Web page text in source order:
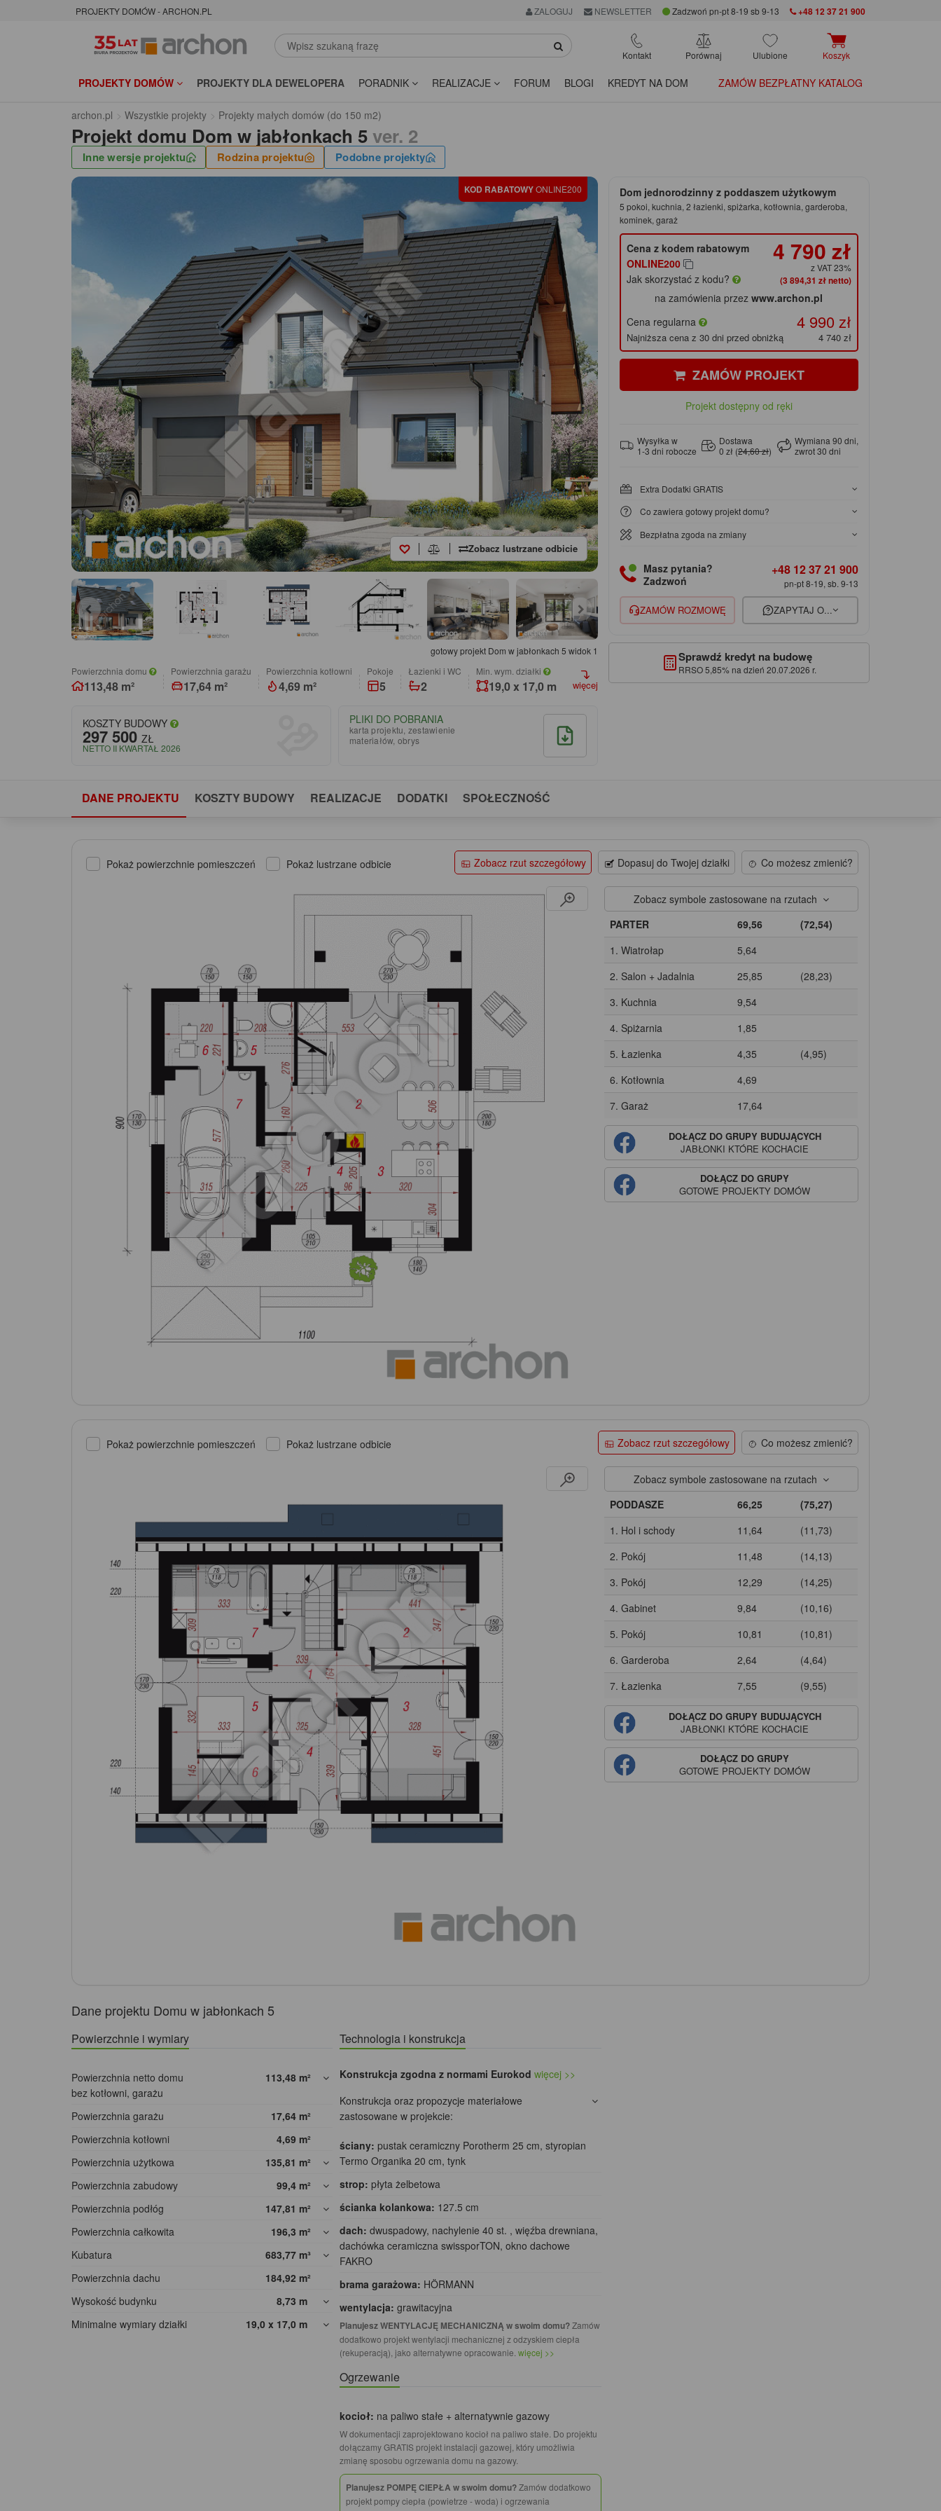
PROJEKTY DOMÓW - ARCHON.PL ZALOGUJ NEWSLETTER Zadzwoń pn-pt 8-19 sb 9-13 +48 12 37 21 900
Kontakt Porównaj Ulubione Koszyk
PROJEKTY DOMÓW PROJEKTY DLA DEWELOPERA PORADNIK REALIZACJE FORUM BLOGI KREDYT NA DOM ZAMÓW BEZPŁATNY KATALOG
archon.pl Wszystkie projekty Projekty małych domów (do 150 m2)
Projekt domu Dom w jabłonkach 5ver. 2
Inne wersje projektu Rodzina projektu Podobne projekty
KOD RABATOWYONLINE200
Zobacz lustrzane odbicie
gotowy projekt Dom w jabłonkach 5 widok 1
Powierzchnia domu
113,48 m²
Powierzchnia garażu
17,64 m²
Powierzchnia kotłowni
4,69 m²
pokoje
5
łazienki i WC
2
Min. wym. działki
19,0 x 17,0 m więcej
KOSZTY BUDOWY
297 500 ZŁ
NETTO II KWARTAŁ 2026
PLIKI DO POBRANIA
karta projektu, zestawienie
materiałów, obrys
Dom jednorodzinny z poddaszem użytkowym
5 pokoi, kuchnia, 2 łazienki, spiżarka, kotłownia, garderoba,
kominek, garaż
Cena z kodem rabatowym
ONLINE200
Jak skorzystać z kodu?
4 790 zł
z VAT 23%
(3 894,31 zł netto)
na zamówienia przezwww.archon.pl
Cena regularna
4 990 zł
Najniższa cena z 30 dni przed obniżką 4 740 zł
ZAMÓW PROJEKT
Projekt dostępny od ręki
Wysyłka w
1-3 dni robocze
Dostawa
0 zł (24,60 zł)
Wymiana 90 dni,
zwrot 30 dni
Extra Dodatki GRATIS
Co zawiera gotowy projekt domu?
Bezpłatna zgoda na zmiany
Masz pytania?
Zadzwoń
+48 12 37 21 900
pn-pt 8-19, sb. 9-13
ZAMÓW ROZMOWĘ ZAPYTAJ O...
Sprawdź kredyt na budowę
RRSO 5,85% na dzień 20.07.2026 r.
DANE PROJEKTU KOSZTY BUDOWY REALIZACJE DODATKI SPOŁECZNOŚĆ
Pokaż powierzchnie pomieszczeń Pokaż lustrzane odbicie Zobacz rzut szczegółowy Dopasuj do Twojej działki Co możesz zmienić?
Zobacz symbole zastosowane na rzutach
PARTER
69,56
(72,54)
1. Wiatrołap
5,64
2. Salon + Jadalnia
25,85
(28,23)
3. Kuchnia
9,54
4. Spiżarnia
1,85
5. Łazienka
4,35
(4,95)
6. Kotłownia
4,69
7. Garaż
17,64
DOŁĄCZ DO GRUPY BUDUJĄCYCH
JABŁONKI KTÓRE KOCHACIE
DOŁĄCZ DO GRUPY
GOTOWE PROJEKTY DOMÓW
Pokaż powierzchnie pomieszczeń Pokaż lustrzane odbicie Zobacz rzut szczegółowy Co możesz zmienić?
Zobacz symbole zastosowane na rzutach
PODDASZE
66,25
(75,27)
1. Hol i schody
11,64
(11,73)
2. Pokój
11,48
(14,13)
3. Pokój
12,29
(14,25)
4. Gabinet
9,84
(10,16)
5. Pokój
10,81
(10,81)
6. Garderoba
2,64
(4,64)
7. Łazienka
7,55 (9,55)
DOŁĄCZ DO GRUPY BUDUJĄCYCH
JABŁONKI KTÓRE KOCHACIE
DOŁĄCZ DO GRUPY
GOTOWE PROJEKTY DOMÓW
Dane projektu Domu w jabłonkach 5
Powierzchnie i wymiary
Powierzchnia netto domu
bez kotłowni, garażu
113,48 m²
Powierzchnia garażu 17,64 m²
Powierzchnia kotłowni
4,69 m²
Powierzchnia użytkowa
135,81 m²
Powierzchnia zabudowy
99,4 m²
Powierzchnia podłóg
147,81 m²
Powierzchnia całkowita
196,3 m²
Kubatura
683,77 m³
Powierzchnia dachu
184,92 m²
Wysokość budynku
8,73 m
Minimalne wymiary działki
19,0 x 17,0 m
Technologia i konstrukcja
Konstrukcja zgodna z normami Eurokod więcej >>
Konstrukcja oraz propozycje materiałowe
zastosowane w projekcie:
ściany: pustak ceramiczny Porotherm 25 cm, styropian
Termo Organika 20 cm, tynk
strop: płyta żelbetowa
ścianka kolankowa: 127.5 cm
dach: dwuspadowy, nachylenie 40 st. , więźba drewniana,
dachówka ceramiczna swissporTON, okno dachowe
FAKRO
brama garażowa: HÖRMANN
wentylacja: grawitacyjna
Planujesz WENTYLACJĘ MECHANICZNĄ w swoim domu?Zamów
dodatkowo projekt wentylacji mechanicznej z odzyskiem ciepła
(rekuperacją), jako alternatywne opracowanie.więcej >>
Ogrzewanie
kocioł: na paliwo stałe + alternatywnie gazowy
W dokumentacji zaprojektowano kocioł na paliwo stałe. Do projektu
dołączamy GRATIS projekt instalacji gazowej, który umożliwia
zmianę sposobu ogrzewania domu na gazowy.
Planujesz POMPĘ CIEPŁA w swoim domu?Zamów dodatkowo
projekt pompy ciepła (powietrze - woda) i ogrzewania